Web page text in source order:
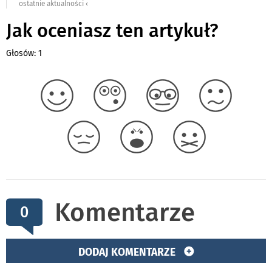
ostatnie aktualności ‹
Jak oceniasz ten artykuł?
Głosów: 1
0 Komentarze
DODAJ KOMENTARZE